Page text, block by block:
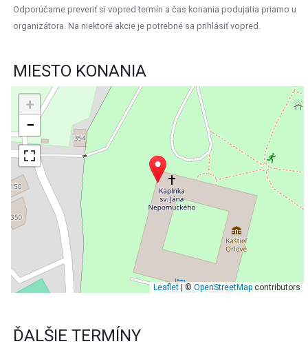
Odporúčame preveriť si vopred termín a čas konania podujatia priamo u
organizátora. Na niektoré akcie je potrebné sa prihlásiť vopred.
MIESTO KONANIA
+
−
Leaflet| © OpenStreetMapcontributors
ĎALŠIE TERMÍNY